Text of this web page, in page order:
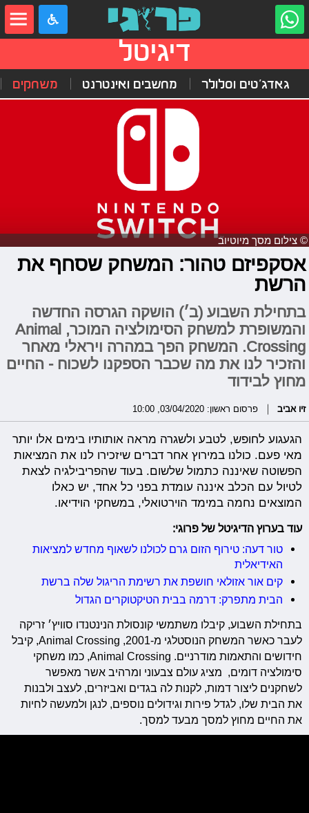
דיגיטל
גאדג'טים וסלולר מחשבים ואינטרנט משחקים
© צילום מסך מיוטיוב
אסקפיזם טהור: המשחק שסחף את
הרשת
בתחילת השבוע (ב׳) הושקה הגרסה החדשה
והמשופרת למשחק הסימולציה המוכר, Animal
Crossing. המשחק הפך במהרה ויראלי מאחר
והזכיר לנו את מה שכבר הספקנו לשכוח - החיים
מחוץ לבידוד
זיו אביב פרסום ראשון: 03/04/2020, 10:00
הגעגוע לחופש, לטבע ולשגרה מראה אותותיו בימים אלו יותר
מאי פעם. כולנו במירוץ אחר דברים שיזכירו לנו את המציאות
הפשוטה שאיננה כתמול שלשום. בעוד שהפריבילגיה לצאת
לטיול עם הכלב איננה עומדת בפני כל אחד, יש כאלו
המוצאים נחמה במימד הוירטואלי, במשחקי הוידיאו.
עוד בערוץ הדיגיטל של פרוגי:
טור דעה: טירוף הזום גרם לכולנו לשאוף מחדש למציאות
האידיאלית
קים אור אזולאי חושפת את רשימת הריגול שלה ברשת
הבית מתפרק: דרמה בבית הטיקטוקרים הגדול
בתחילת השבוע, קיבלו משתמשי קונסולת הנינטנדו סוויץ׳ זריקה
לעבר כאשר המשחק הנוסטלגי מ-2001, Animal Crossing, קיבל
חידושים והתאמות מודרניים. Animal Crossing, כמו משחקי
סימולציה דומים, מציג עולם צבעוני ומרהיב אשר מאפשר
לשחקנים ליצור דמות, לקנות לה בגדים ואביזרים, לעצב ולבנות
את הבית שלו, לגדל פירות וגידולים נוספים, לנגן ולמעשה לחיות
את החיים מחוץ למסך מבעד למסך.